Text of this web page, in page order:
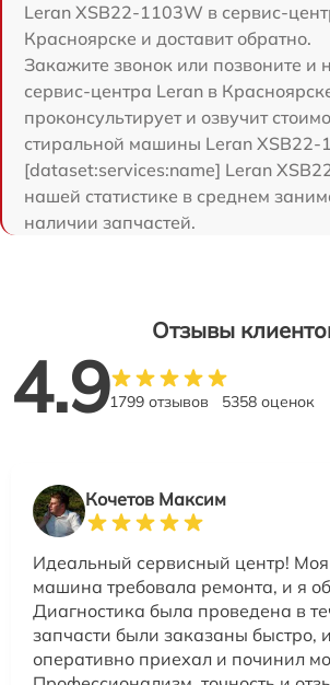
Leran XSB22-1103W в сервис-
Красноярске и доставит обратно.
Закажите звонок или позвоните и
сервис-центра Leran в
проконсультирует и озвучит
стиральной машины Leran XSB22-
[dataset:services:name] Leran
нашей статистике в среднем
наличии запчастей.
Отзывы
4.91799 отзывов 5358 оценок
Кочетов Максим
Идеальный сервисный центр! Моя
машина требовала ремонта, и я
Диагностика была проведена в
запчасти были заказаны быстро,
оперативно приехал и починил